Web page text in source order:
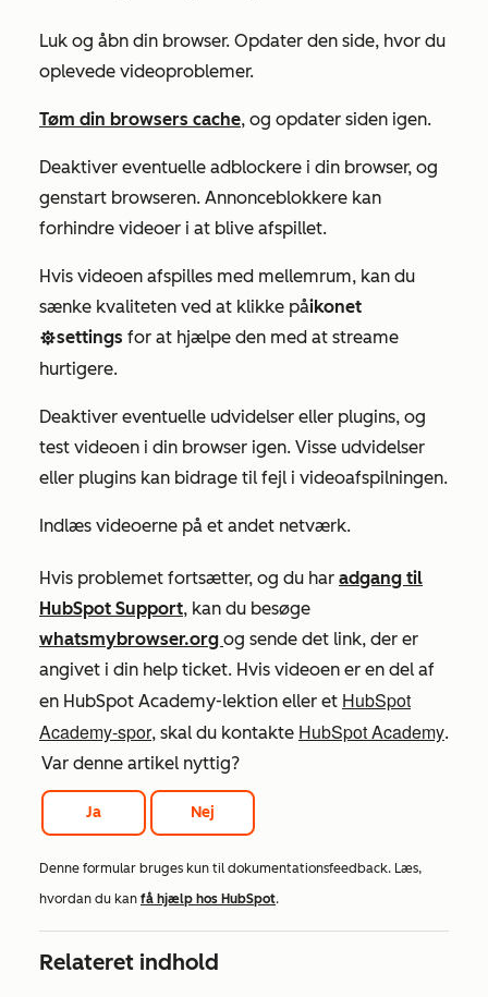
Luk og åbn din browser. Opdater den side, hvor du
oplevede videoproblemer.
Tøm din browsers cache, og opdater siden igen.
Deaktiver eventuelle adblockere i din browser, og
genstart browseren. Annonceblokkere kan
forhindre videoer i at blive afspillet.
Hvis videoen afspilles med mellemrum, kan du
sænke kvaliteten ved at klikke påikonet
settingssettings for at hjælpe den med at streame
hurtigere.
Deaktiver eventuelle udvidelser eller plugins, og
test videoen i din browser igen. Visse udvidelser
eller plugins kan bidrage til fejl i videoafspilningen.
Indlæs videoerne på et andet netværk.
Hvis problemet fortsætter, og du har adgang til
HubSpot Support, kan du besøge
whatsmybrowser.org og sende det link, der er
angivet i din help ticket. Hvis videoen er en del af
en HubSpot Academy-lektion eller et HubSpot
Academy-spor, skal du kontakte HubSpot Academy.
Var denne artikel nyttig?
Ja Nej
Denne formular bruges kun til dokumentationsfeedback. Læs,
hvordan du kan få hjælp hos HubSpot.
Relateret indhold